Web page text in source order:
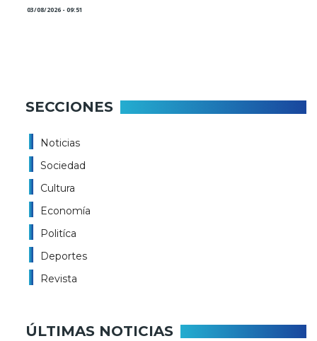
03/08/2026 - 09:51
SECCIONES
Noticias
Sociedad
Cultura
Economía
Politíca
Deportes
Revista
ÚLTIMAS NOTICIAS